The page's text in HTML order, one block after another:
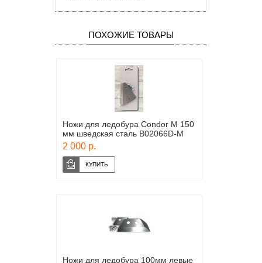
ПОХОЖИЕ ТОВАРЫ
Ножи для ледобура Condor M 150
мм шведская сталь B02066D-M
2 000 р.
Ножи для ледобура 100мм левые